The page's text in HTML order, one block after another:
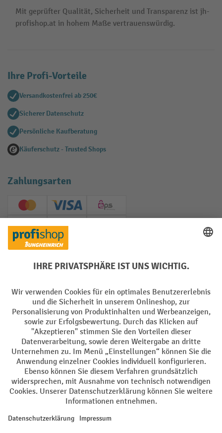
Mit geprüfter Qualität, Sicherheit und Transparenz ist jh-
profishop.at in hohem Maße vertrauenswürdig.
Ihre Profi-Vorteile
Versandkostenfrei ab 250€
Sicherer Datenschutz
Persönliche Kaufberatung
Käuferschutz - Trusted Shops
Zahlungsarten
Creditcard (Master)Creditcard (Visa)
EPS
PayPal
Soziale Netzwerke
Impressum Datenschutz
Barrierefreiheit Privacy Settings
Alle Preise exkl. gesetzl. Mehrwertsteuer zzgl.Versandkostenund ggf.
Nachnahmegebühren, wenn nicht anders angegeben.
¹ Der Rabatt gilt so lange der Vorrat reicht. Der Rabatt gilt nicht auf
oder Gutscheinen ist nicht möglich. | ² Der Rabatt wird einmalig bei